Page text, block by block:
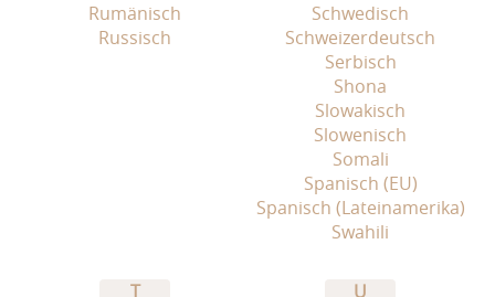
Rumänisch
Russisch
Schwedisch
Schweizerdeutsch
Serbisch
Shona
Slowakisch
Slowenisch
Somali
Spanisch (EU)
Spanisch (Lateinamerika)
Swahili
T U